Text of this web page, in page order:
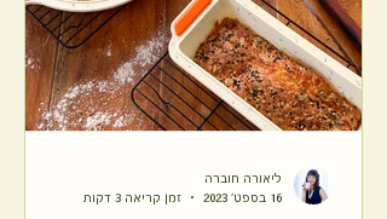
ליאורה חוברה
16 בספט׳ 2023
זמן קריאה 3 דקות